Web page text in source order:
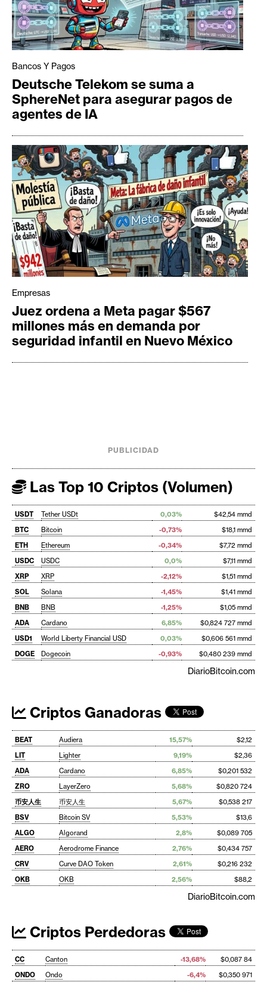
Bancos Y Pagos
Deutsche Telekom se suma a
SphereNet para asegurar pagos de
agentes de IA
Empresas
Juez ordena a Meta pagar $567
millones más en demanda por
seguridad infantil en Nuevo México
PUBLICIDAD
Las Top 10 Criptos (Volumen)
USDT Tether USDt 0,03%
$42,54 mmd
BTC
Bitcoin -0,73%
$18,1 mmd
ETH
Ethereum -0,34%
$7,72 mmd
USDC
USDC 0,0%
$7,11 mmd
XRP
XRP -2,12%
$1,51 mmd
SOL
Solana -1,45%
$1,41 mmd
BNB
BNB -1,25%
$1,05 mmd
ADA
Cardano 6,85%
$0,824 727 mmd
USD1
World Liberty Financial USD 0,03%
$0,606 561 mmd
DOGE
Dogecoin -0,93% $0,480 239 mmd
DiarioBitcoin.com
Criptos Ganadoras
BEAT Audiera 15,57%
$2,12
LIT
Lighter 9,19%
$2,36
ADA
Cardano 6,85%
$0,201 532
ZRO
LayerZero 5,68%
$0,820 724
币安人生
币安人生 5,67%
$0,538 217
BSV
Bitcoin SV 5,53%
$13,6
ALGO
Algorand 2,8%
$0,089 705
AERO
Aerodrome Finance 2,76%
$0,434 757
CRV
Curve DAO Token 2,61%
$0,216 232
OKB
OKB 2,56% $88,2
DiarioBitcoin.com
Criptos Perdedoras
CC Canton -13,68%
$0,087 84
ONDO
Ondo -6,4% $0,350 971